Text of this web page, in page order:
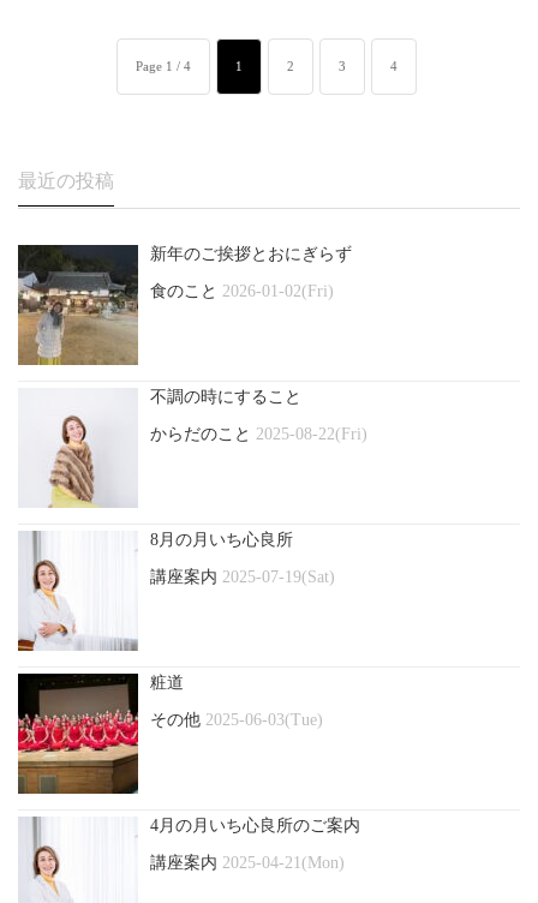
Page 1 / 4 1 2 3 4
最近の投稿
新年のご挨拶とおにぎらず
食のこと 2026-01-02(Fri)
不調の時にすること
からだのこと 2025-08-22(Fri)
8月の月いち心良所
講座案内 2025-07-19(Sat)
粧道
その他 2025-06-03(Tue)
4月の月いち心良所のご案内
講座案内 2025-04-21(Mon)